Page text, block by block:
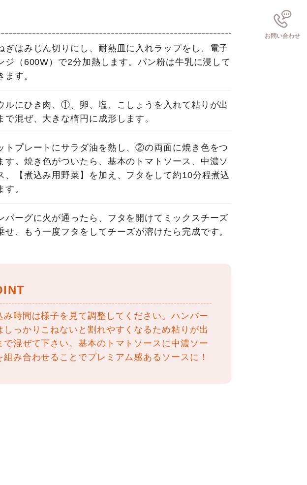
お問い合わせ
ぎはみじん切りにし、耐熱皿に入れラップをし、電子
ジ（600W）で2分加熱します。パン粉は牛乳に浸して
ます。
ルにひき肉、①、卵、塩、こしょうを入れて粘りが出
で混ぜ、大きな楕円に成形します。
トプレートにサラダ油を熱し、②の両面に焼き色をつ
す。焼き色がついたら、基本のトマトソース、中濃ソ
、【煮込み用野菜】を加え、フタをして約10分程煮込
す。
バーグに火が通ったら、フタを開けてミックスチーズ
せ、もう一度フタをしてチーズが溶けたら完成です。
み時間は様子を見て調整してください。ハンバー
しっかりこねないと割れやすくなるため粘りが出
で混ぜて下さい。基本のトマトソースに中濃ソー
組み合わせることでプレミアム感あるソースに！